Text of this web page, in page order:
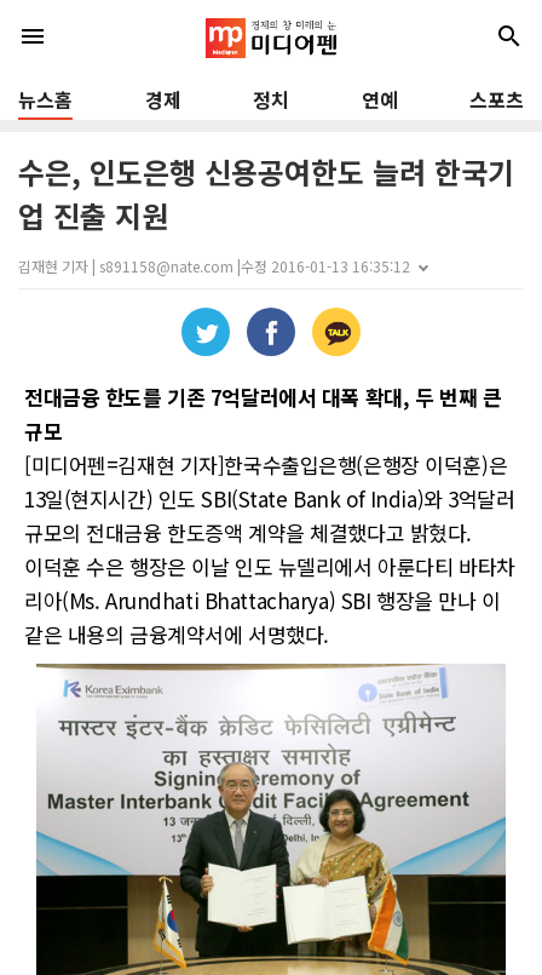
menu search
뉴스홈 경제 정치 연예 스포츠
수은, 인도은행 신용공여한도 늘려 한국기
업 진출 지원
김재현 기자 | s891158@nate.com |수정 2016-01-13 16:35:12
전대금융 한도를 기존 7억달러에서 대폭 확대, 두 번째 큰
규모
[미디어펜=김재현 기자]한국수출입은행(은행장 이덕훈)은
13일(현지시간) 인도 SBI(State Bank of India)와 3억달러
규모의 전대금융 한도증액 계약을 체결했다고 밝혔다.
이덕훈 수은 행장은 이날 인도 뉴델리에서 아룬다티 바타차
리아(Ms. Arundhati Bhattacharya) SBI 행장을 만나 이
같은 내용의 금융계약서에 서명했다.